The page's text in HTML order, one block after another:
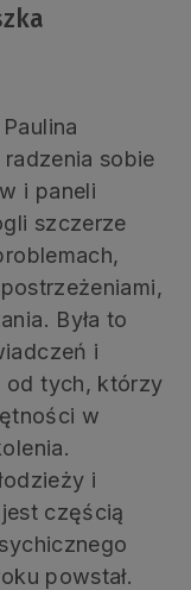
sobie
i paneli
szczerze
Była to
i
od tych, którzy
w
i
częścią
powstał.